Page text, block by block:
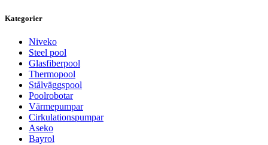
Kategorier
Niveko
Steel pool
Glasfiberpool
Thermopool
Stålväggspool
Poolrobotar
Värmepumpar
Cirkulationspumpar
Aseko
Bayrol